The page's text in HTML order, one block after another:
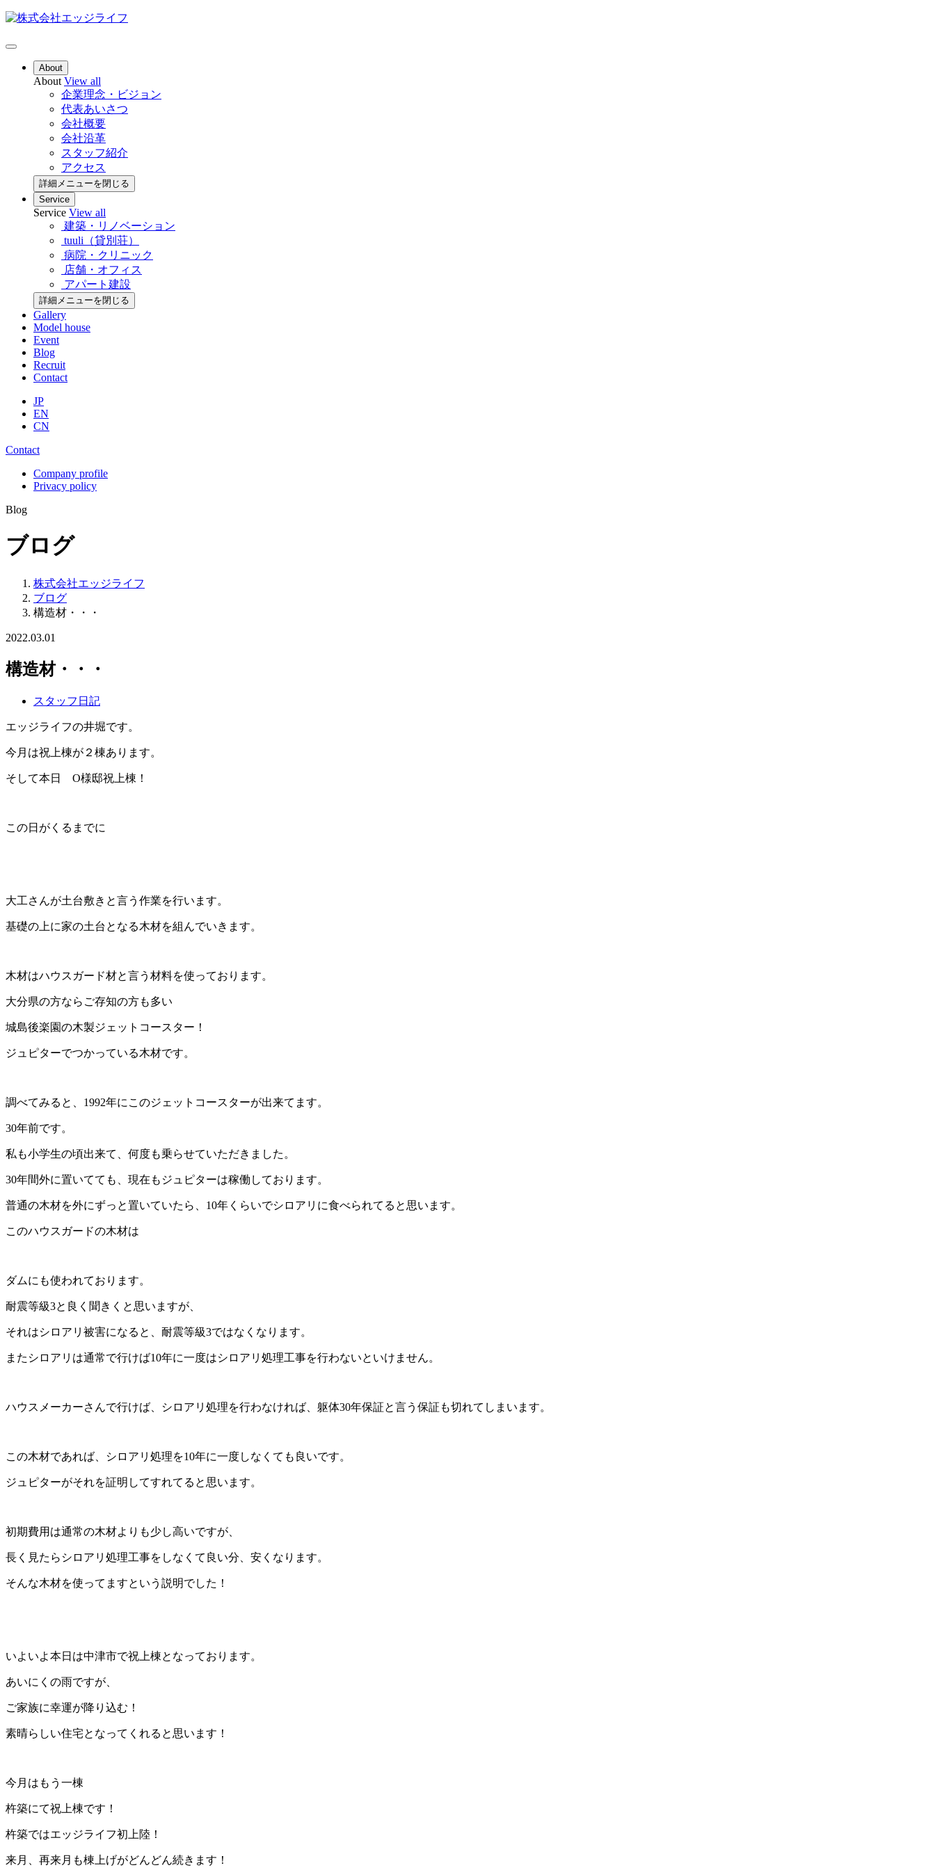
About
About View all
企業理念・ビジョン
代表あいさつ
会社概要
会社沿革
スタッフ紹介
アクセス
詳細メニューを閉じる
Service
Service View all
建築・リノベーション
tuuli（貸別荘）
病院・クリニック
店舗・オフィス
アパート建設
詳細メニューを閉じる
Gallery
Model house
Event
Blog
Recruit
Contact
JP
EN
CN
Contact
Company profile
Privacy policy
Blog
ブログ
株式会社エッジライフ
ブログ
構造材・・・
2022.03.01
構造材・・・
スタッフ日記
エッジライフの井堀です。
今月は祝上棟が２棟あります。
そして本日 O様邸祝上棟！
この日がくるまでに
大工さんが土台敷きと言う作業を行います。
基礎の上に家の土台となる木材を組んでいきます。
木材はハウスガード材と言う材料を使っております。
大分県の方ならご存知の方も多い
城島後楽園の木製ジェットコースター！
ジュピターでつかっている木材です。
調べてみると、1992年にこのジェットコースターが出来てます。
30年前です。
私も小学生の頃出来て、何度も乗らせていただきました。
30年間外に置いてても、現在もジュピターは稼働しております。
普通の木材を外にずっと置いていたら、10年くらいでシロアリに食べられてると思います。
このハウスガードの木材は
ダムにも使われております。
耐震等級3と良く聞きくと思いますが、
それはシロアリ被害になると、耐震等級3ではなくなります。
またシロアリは通常で行けば10年に一度はシロアリ処理工事を行わないといけません。
ハウスメーカーさんで行けば、シロアリ処理を行わなければ、躯体30年保証と言う保証も切れてしまいます。
この木材であれば、シロアリ処理を10年に一度しなくても良いです。
ジュピターがそれを証明してすれてると思います。
初期費用は通常の木材よりも少し高いですが、
長く見たらシロアリ処理工事をしなくて良い分、安くなります。
そんな木材を使ってますという説明でした！
いよいよ本日は中津市で祝上棟となっております。
あいにくの雨ですが、
ご家族に幸運が降り込む！
素晴らしい住宅となってくれると思います！
今月はもう一棟
杵築にて祝上棟です！
杵築ではエッジライフ初上陸！
来月、再来月も棟上げがどんどん続きます！